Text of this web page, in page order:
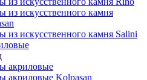
из искусственного камня
из искусственного камня Salini
акриловые
акриловые Kolpasan